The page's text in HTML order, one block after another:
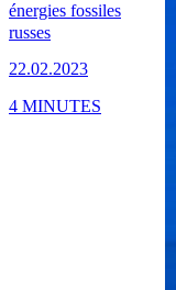
énergies fossiles
russes
22.02.2023
4 MINUTES